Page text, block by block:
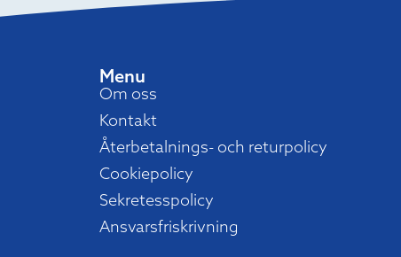
Menu
Om oss
Kontakt
Återbetalnings- och returpolicy
Cookiepolicy
Sekretesspolicy
Ansvarsfriskrivning